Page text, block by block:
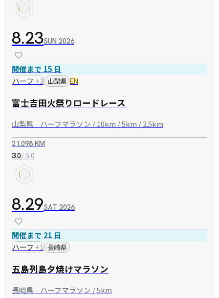
8.23SUN 2026
開催まで 15 日
ハーフ +3 山梨県 EN
富士吉田火祭りロードレース
山梨県 · ハーフマラソン / 10km / 5km / 2.5km
21.098 KM
3.0/ 5.0
8.29SAT 2026
開催まで 21 日
ハーフ +1 長崎県
五島列島夕焼けマラソン
長崎県 · ハーフマラソン / 5km